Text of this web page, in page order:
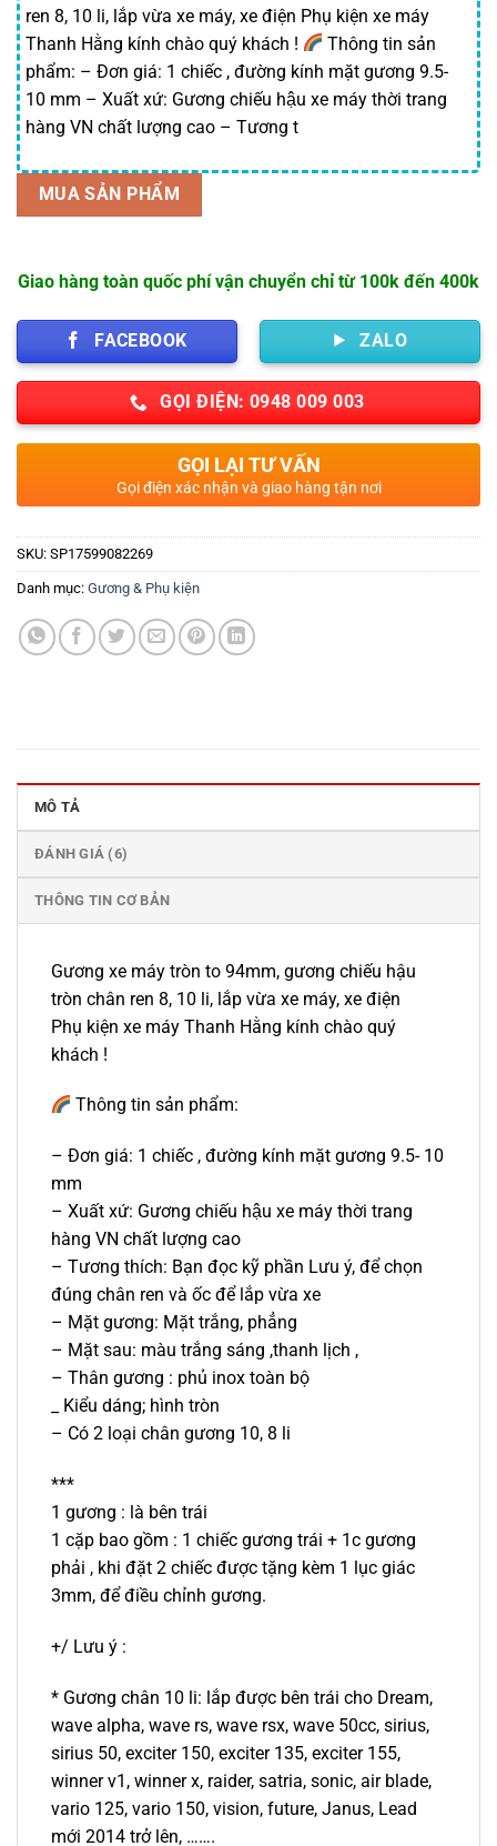
ren 8, 10 li, lắp vừa xe máy, xe điện Phụ kiện xe máy
Thanh Hằng kính chào quý khách !
Thông tin sản
phẩm: – Đơn giá: 1 chiếc , đường kính mặt gương 9.5-
10 mm – Xuất xứ: Gương chiếu hậu xe máy thời trang
hàng VN chất lượng cao – Tương t
MUA SẢN PHẨM
Giao hàng toàn quốc phí vận chuyển chỉ từ 100k đến 400k
FACEBOOK ZALO
GỌI ĐIỆN: 0948 009 003
GỌI LẠI TƯ VẤN
Gọi điện xác nhận và giao hàng tận nơi
SKU: SP17599082269
Danh mục: Gương & Phụ kiện
MÔ TẢ
ĐÁNH GIÁ (6)
THÔNG TIN CƠ BẢN
Gương xe máy tròn to 94mm, gương chiếu hậu
tròn chân ren 8, 10 li, lắp vừa xe máy, xe điện
Phụ kiện xe máy Thanh Hằng kính chào quý
khách !
Thông tin sản phẩm:
– Đơn giá: 1 chiếc , đường kính mặt gương 9.5- 10
mm
– Xuất xứ: Gương chiếu hậu xe máy thời trang
hàng VN chất lượng cao
– Tương thích: Bạn đọc kỹ phần Lưu ý, để chọn
đúng chân ren và ốc để lắp vừa xe
– Mặt gương: Mặt trắng, phẳng
– Mặt sau: màu trắng sáng ,thanh lịch ,
– Thân gương : phủ inox toàn bộ
_ Kiểu dáng; hình tròn
– Có 2 loại chân gương 10, 8 li
***
1 gương : là bên trái
1 cặp bao gồm : 1 chiếc gương trái + 1c gương
phải , khi đặt 2 chiếc được tặng kèm 1 lục giác
3mm, để điều chỉnh gương.
+/ Lưu ý :
* Gương chân 10 li: lắp được bên trái cho Dream,
wave alpha, wave rs, wave rsx, wave 50cc, sirius,
sirius 50, exciter 150, exciter 135, exciter 155,
winner v1, winner x, raider, satria, sonic, air blade,
vario 125, vario 150, vision, future, Janus, Lead
mới 2014 trở lên, …….